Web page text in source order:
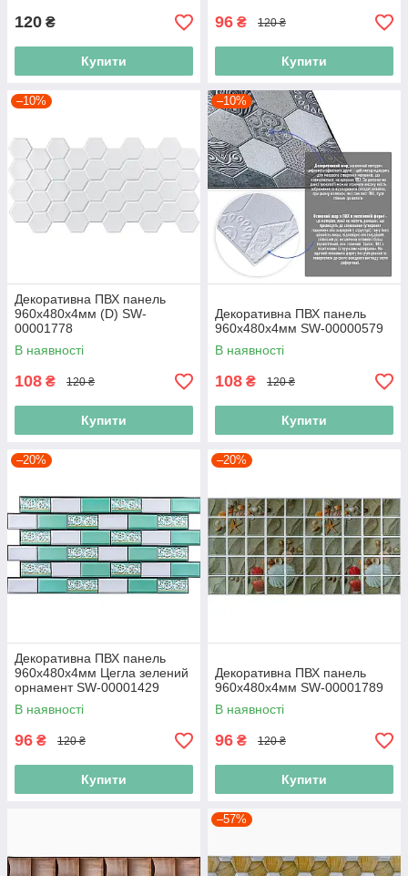
120 ₴
Купити
96 ₴ 120 ₴
Купити
–10%
Декоративна ПВХ панель
960х480х4мм (D) SW-
00001778
В наявності
108 ₴ 120 ₴
Купити
–10%
Декоративна ПВХ панель
960х480х4мм SW-00000579
В наявності
108 ₴ 120 ₴
Купити
–20%
Декоративна ПВХ панель
960х480х4мм Цегла зелений
орнамент SW-00001429
В наявності
96 ₴ 120 ₴
Купити
–20%
Декоративна ПВХ панель
960х480х4мм SW-00001789
В наявності
96 ₴ 120 ₴
Купити
–57%